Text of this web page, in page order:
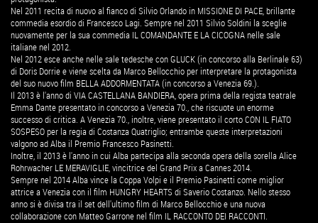
Nel 2011 recita di nuovo al fianco di Silvio Orlando in MISSIONE DI PACE, brillante
commedia esordio di Francesco Lagi. Sempre nel 2011 Silvio Soldini la sceglie
nuovamente per la sua commedia IL COMANDANTE E LA CICOGNA nelle sale
italiane nel 2012.
Nel 2012 esce anche nelle sale tedesche con GLUCK (in concorso alla Berlinale 63)
di Doris Dorrie e viene scelta da Marco Bellocchio per interpretare la protagonista
del suo nuovo film BELLA ADDORMENTATA (in concorso a Venezia 69.).
Il 2013 è l'anno di VIA CASTELLANA BANDIERA, opera prima della regista teatrale
Emma Dante presentato in concorso a Venezia 70., che riscuote un enorme
successo di critica. A Venezia 70., inoltre, viene presentato il corto CON IL FIATO
SOSPESO per la regia di Costanza Quatriglio; entrambe queste interpretazioni
valgono ad Alba il Premio Francesco Pasinetti.
Inoltre, il 2013 è l'anno in cui Alba partecipa alla seconda opera della sorella Alice
Rohrwacher LE MERAVIGLIE, vincitrice del Grand Prix a Cannes 2014.
Sempre nel 2014 Alba vince la Coppa Volpi e il Premio Pasinetti come miglior
attrice a Venezia con il film HUNGRY HEARTS di Saverio Costanzo. Nello stesso
anno si è divisa tra il set dell'ultimo film di Marco Bellocchio e una nuova
collaborazione con Matteo Garrone nel film IL RACCONTO DEI RACCONTI.